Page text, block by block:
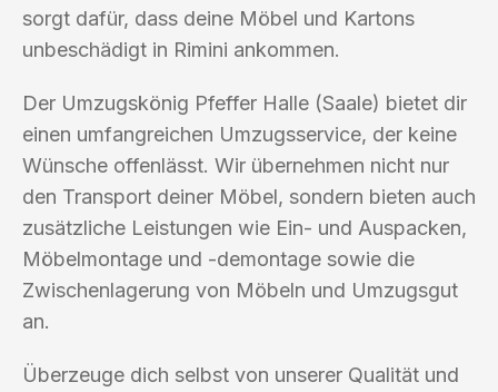
sorgt dafür, dass deine Möbel und Kartons
unbeschädigt in Rimini ankommen.
Der Umzugskönig Pfeffer Halle (Saale) bietet dir
einen umfangreichen Umzugsservice, der keine
Wünsche offenlässt. Wir übernehmen nicht nur
den Transport deiner Möbel, sondern bieten auch
zusätzliche Leistungen wie Ein- und Auspacken,
Möbelmontage und -demontage sowie die
Zwischenlagerung von Möbeln und Umzugsgut
an.
Überzeuge dich selbst von unserer Qualität und